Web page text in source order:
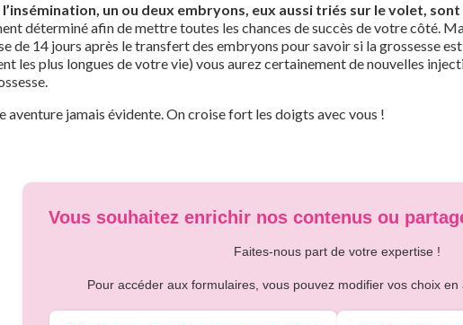
un ou deux embryons, eux aussi triés sur le volet,
déterminé afin de mettre toutes les chances de succès de votre côté.
de 14 jours après le transfert des embryons pour savoir si la grossesse
les plus longues de votre vie) vous aurez certainement de nouvelles
aventure jamais évidente. On croise fort les doigts avec vous !
Vous souhaitez enrichir nos contenus ou
Faites-nous part de votre expertise !
Pour accéder aux formulaires, vous pouvez modifier vos choix en